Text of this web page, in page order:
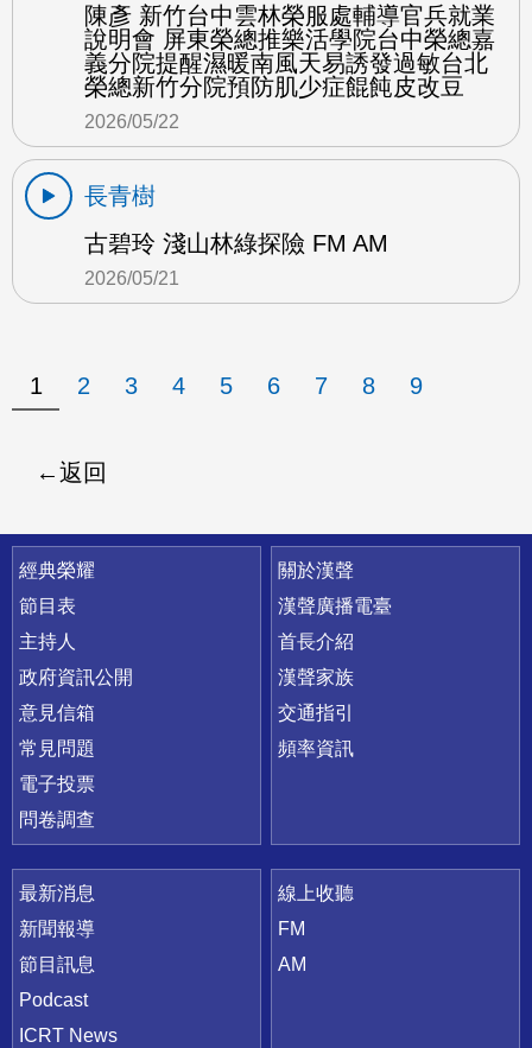
陳彥 新竹台中雲林榮服處輔導官兵就業
說明會 屏東榮總推樂活學院台中榮總嘉
義分院提醒濕暖南風天易誘發過敏台北
榮總新竹分院預防肌少症餛飩皮改豆
2026/05/22
長青樹
古碧玲 淺山林綠探險 FM AM
2026/05/21
1 2 3 4 5 6 7 8 9
返回
快速連結
經典榮耀
節目表
主持人
政府資訊公開
意見信箱
常見問題
電子投票
問卷調查
關於漢聲
漢聲廣播電臺
首長介紹
漢聲家族
交通指引
頻率資訊
最新消息
新聞報導
節目訊息
Podcast
ICRT News
線上收聽
FM
AM